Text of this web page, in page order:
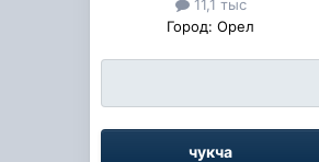
11,1 тыс
Город: Орел
чукча